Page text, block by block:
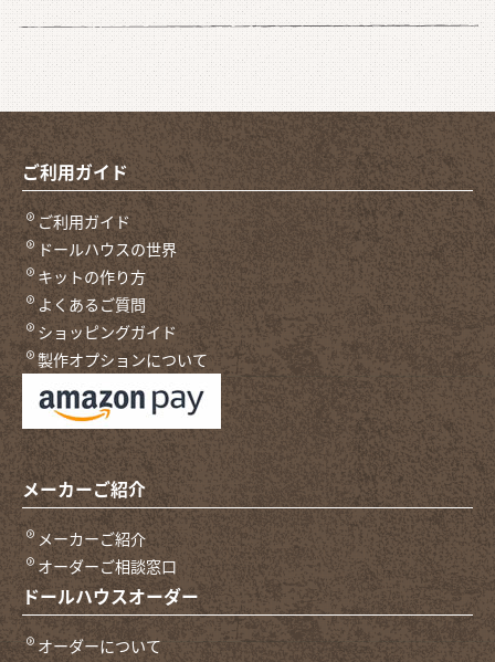
ご利用ガイド
ご利用ガイド
ドールハウスの世界
キットの作り方
よくあるご質問
ショッピングガイド
製作オプションについて
メーカーご紹介
メーカーご紹介
オーダーご相談窓口
ドールハウスオーダー
オーダーについて